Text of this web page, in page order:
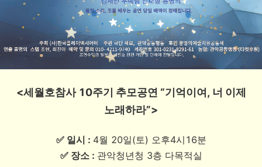
<세월호참사 10주기 추모공연 “기억이여, 너 이제
노래하라”>
✅ 일시 : 4월 20일(토) 오후4시16분
✅ 장소 : 관악청년청 3층 다목적실